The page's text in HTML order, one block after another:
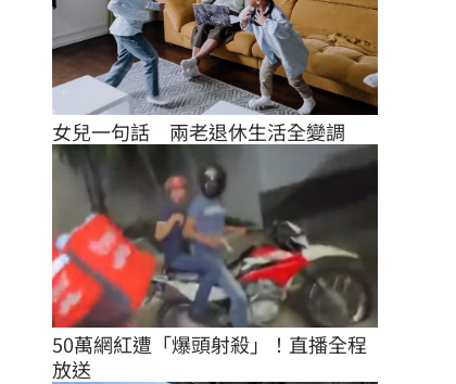
女兒一句話　兩老退休生活全變調
50萬網紅遭「爆頭射殺」！直播全程
放送